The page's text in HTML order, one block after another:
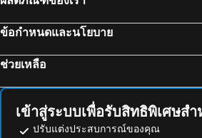
ข้อกำหนดและนโยบาย
ช่วยเหลือ
เข้าสู่ระบบเพื่อรับสิทธิพิเศษส
ปรับแต่งประสบการณ์ของคุณ